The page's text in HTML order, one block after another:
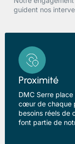
guident nos
Proximité
DMC Serre
cœur de chaque
besoins réels de
font partie de